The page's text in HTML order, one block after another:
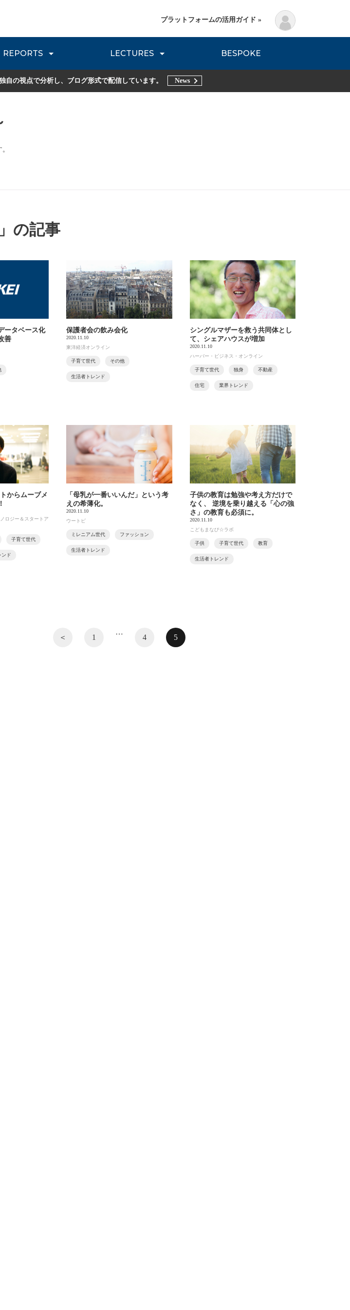
REPORTS
JOURNEY REVIEW DNVB REPORT TRIBE REPORTS
LECTURES
Planning Method
BESPOKE
プラットフォームの活用ガイド »
自の視点で分析し、ブログ形式で配信しています。 News
の記事
ータベース化
善
保護者会の飲み会化
2020.11.10
東洋経済オンライン
子育て世代 その他
生活者トレンド
シングルマザーを救う共同体とし
て、シェアハウスが増加
2020.11.10
ハーバー・ビジネス・オンライン
子育て世代 独身 不動産
住宅 業界トレンド
からムーブメ
ロジー＆スタートア
子育て世代
ンド
「母乳が一番いいんだ」という考
えの希薄化。
2020.11.10
ウートピ
ミレニアム世代 ファッション
生活者トレンド
子供の教育は勉強や考え方だけで
なく、 逆境を乗り越える「心の強
さ」の教育も必須に。
2020.11.10
こどもまなび☆ラボ
子供 子育て世代 教育
生活者トレンド
＜ 1
…
4 5